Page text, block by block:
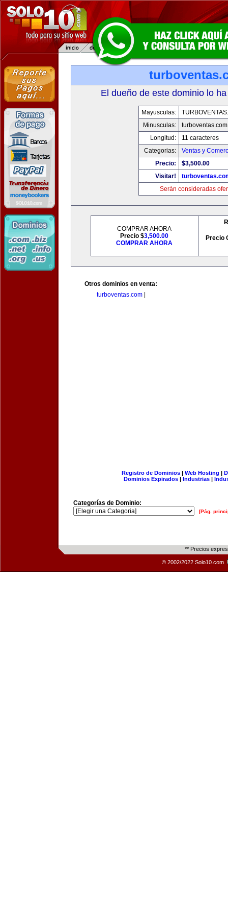
El dueño de este dominio lo
Mayusculas:
Minusculas:
turboventas.com
Longitud:
11 caracteres
Categorias:
Ventas y
Precio:
$3,500.00
Visitar!
Serán consideradas
COMPRAR AHORA
Precio $3,500.00
COMPRAR AHORA
Precio
Otros dominios en venta:
turboventas.com|
Registro de Dominios| Web Hosting |
Dominios Expirados | Industrias |
Categorías de Dominio:
[Pág.
** Precios
© 2002/2022 Solo10.com